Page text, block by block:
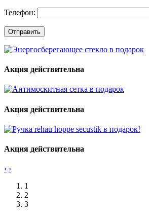
Телефон:
Акция действительна
Акция действительна
Акция действительна
‹ ›
1
2
3